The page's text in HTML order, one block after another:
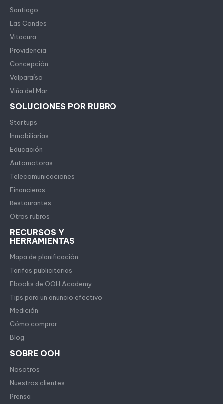
Santiago
Las Condes
Vitacura
Providencia
Concepción
Valparaíso
Viña del Mar
SOLUCIONES POR RUBRO
Startups
Inmobiliarias
Educación
Automotoras
Telecomunicaciones
Financieras
Restaurantes
Otros rubros
RECURSOS Y
HERRAMIENTAS
Mapa de planificación
Tarifas publicitarias
Ebooks de OOH Academy
Tips para un anuncio efectivo
Medición
Cómo comprar
Blog
SOBRE OOH
Nosotros
Nuestros clientes
Prensa